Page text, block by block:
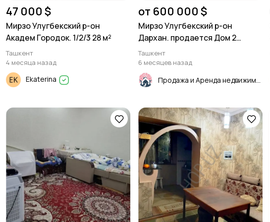
47 000 $
Мирзо Улугбекский р-он
Академ Городок. 1/2/3 28 м²
Ташкент
4 месяца назад
Ekaterina
от 600 000 $
Мирзо Улугбекский р-он
Дархан. продается Дом 2
уровня.520м²
Ташкент
6 месяцев назад